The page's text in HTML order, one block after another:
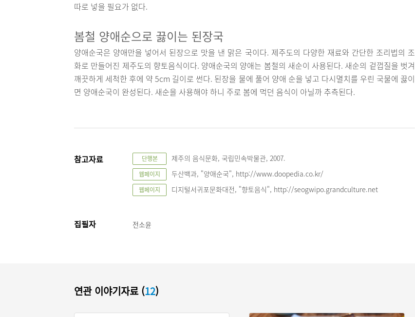
따로 넣을 필요가 없다.
봄철 양애순으로 끓이는 된장국
양애순국은 양애만을 넣어서 된장으로 맛을 낸 맑은 국이다. 제주도의 다양한 재료와 간단한 조리법의 조
화로 만들어진 제주도의 향토음식이다. 양애순국의 양애는 봄철의 새순이 사용된다. 새순의 겉껍질을 벗겨
깨끗하게 세척한 후에 약 5cm 길이로 썬다. 된장을 물에 풀어 양애 순을 넣고 다시멸치를 우린 국물에 끓이
면 양애순국이 완성된다. 새순을 사용해야 하니 주로 봄에 먹던 음식이 아닐까 추측된다.
참고자료 단행본 제주의 음식문화, 국립민속박물관, 2007.
웹페이지 두산백과, "양애순국", http://www.doopedia.co.kr/
웹페이지 디지털서귀포문화대전, "향토음식", http://seogwipo.grandculture.net
집필자 전소윤
연관 이야기자료 (12)